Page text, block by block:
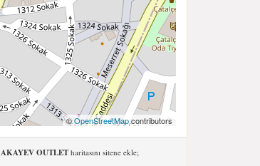
©OpenStreetMapcontributors
AKAYEV OUTLETharitasını sitene ekle;